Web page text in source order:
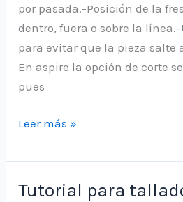
por pasada.-Posición de la
dentro, fuera o sobre la
para evitar que la pieza salte
En aspire la opción de corte
pues
Tutorial
corte
CNC
Leer más »
Tutorial para